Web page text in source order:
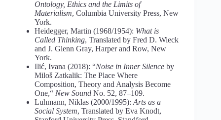
Ontology, Ethics and the Limits of
Materialism, Columbia University Press, New
York.
Heidegger, Martin (1968/1954): What is
Called Thinking, Translated by Fred D. Wieck
and J. Glenn Gray, Harper and Row, New
York.
Ilić, Ivana (2018): “Noise in Inner Silence by
Miloš Zatkalik: The Place Where
Composition, Theory and Analysis Become
One,“ New Sound No. 52, 87–109.
Luhmann, Niklas (2000/1995): Arts as a
Social System, Translated by Eva Knodt,